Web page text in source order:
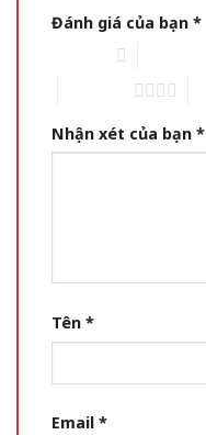
Đánh giá của bạn *
Nhận xét của bạn *
Tên *
Email *